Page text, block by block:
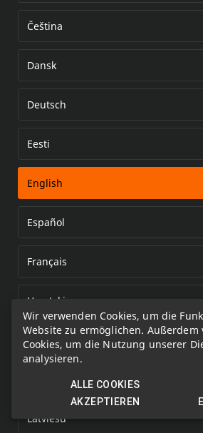
Wir verwenden Cookies, um die
Website zu ermöglichen.
Cookies, um die Nutzung unserer
analysieren.
ALLE COOKIES
AKZEPTIEREN
Čeština
Dansk
Deutsch
Eesti
English
Español
Français
Hrvatski
Italiano
Latviešu